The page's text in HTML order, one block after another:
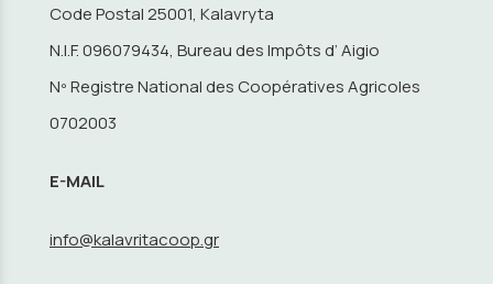
Code Postal 25001, Kalavryta
N.I.F. 096079434, Bureau des Impôts d’ Aigio
Nº Registre National des Coopératives Agricoles
0702003
E-MAIL
info@kalavritacoop.gr